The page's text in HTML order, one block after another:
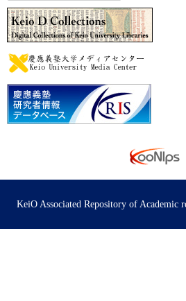
KeiO Associated Repository of Academic